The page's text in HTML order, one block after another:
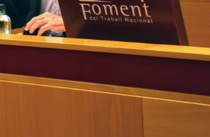
Història
Galeria de Presidents
Biblioteca Arxiu